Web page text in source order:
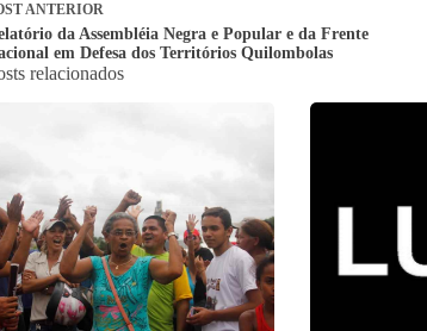
ANTERIOR
da Assembléia Negra e Popular e da Frente
em Defesa dos Territórios Quilombolas
relacionados